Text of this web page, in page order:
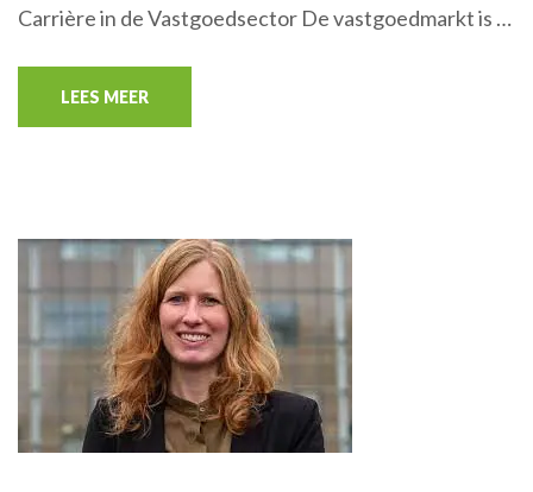
Carrière in de Vastgoedsector De vastgoedmarkt is …
LEES MEER